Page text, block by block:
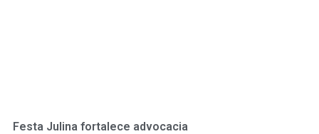
Festa Julina fortalece advocacia